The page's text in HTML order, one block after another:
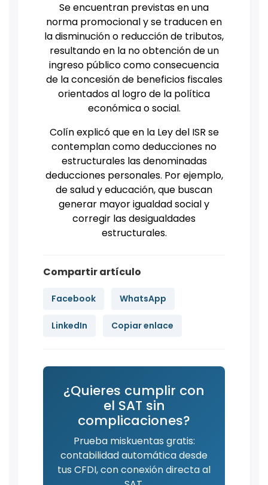
Se encuentran previstas en una
norma promocional y se traducen en
la disminución o reducción de tributos,
resultando en la no obtención de un
ingreso público como consecuencia
de la concesión de beneficios fiscales
orientados al logro de la política
económica o social.
Colín explicó que en la Ley del ISR se
contemplan como deducciones no
estructurales las denominadas
deducciones personales. Por ejemplo,
de salud y educación, que buscan
generar mayor igualdad social y
corregir las desigualdades
estructurales.
Compartir artículo
Facebook WhatsApp
LinkedIn Copiar enlace
¿Quieres cumplir con
el SAT sin
complicaciones?
Prueba miskuentas gratis:
contabilidad automática desde
tus CFDI, con conexión directa al